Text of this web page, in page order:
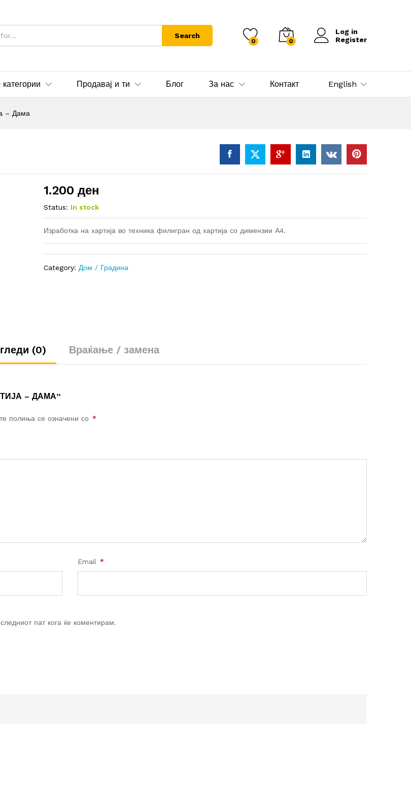
Search
0 0
Log in
Register
Продавај и ти Блог За нас Контакт English
– Дама
1.200ден
Status: In stock
Изработка на хартија во техника филигран од хартија со димензии А4.
Category: Дом / Градина
(0) Враќање / замена
– ДАМА”
полиња се означени со *
Email *
пат кога ќе коментирам.